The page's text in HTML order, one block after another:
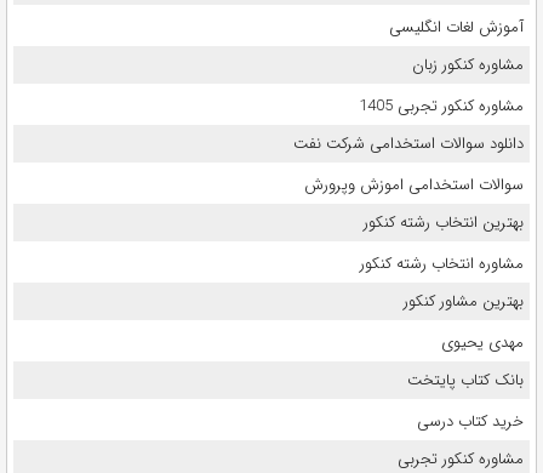
آموزش لغات انگلیسی
مشاوره کنکور زبان
مشاوره کنکور تجربی 1405
دانلود سوالات استخدامی شرکت نفت
سوالات استخدامی اموزش وپرورش
بهترین انتخاب رشته کنکور
مشاوره انتخاب رشته کنکور
بهترین مشاور کنکور
مهدی یحیوی
بانک کتاب پایتخت
خرید کتاب درسی
مشاوره کنکور تجربی